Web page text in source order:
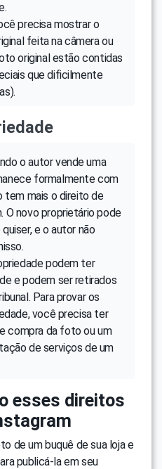
precisa mostrar o
feita na câmera ou
original estão contidas
que dificilmente
o autor vende uma
formalmente com
tem mais o direito de
O novo proprietário pode
e o autor não
podem ter
e podem ser retirados
Para provar os
você precisa ter
compra da foto ou um
de serviços de um
esses direitos
de um buquê de sua loja e
publicá-la em seu